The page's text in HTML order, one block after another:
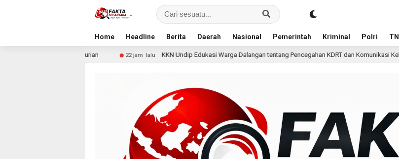
Home Headline Berita Daerah Nasional Pemerintah Kriminal Polri TNI
KKN Undip Edukasi Warga Dalangan tentang Pencegahan KDRT dan Komunikasi Keluarga 23 jam lalu